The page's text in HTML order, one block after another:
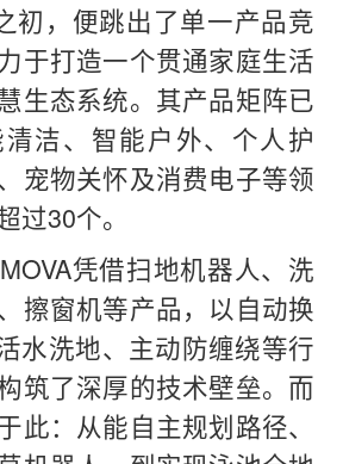
初，便跳出了单一产品竞
于打造一个贯通家庭生活
生态系统。其产品矩阵已
洁、智能户外、个人护
宠物关怀及消费电子等领
过30个。
凭借扫地机器人、洗
擦窗机等产品，以自动换
水洗地、主动防缠绕等行
筑了深厚的技术壁垒。而
此：从能自主规划路径、